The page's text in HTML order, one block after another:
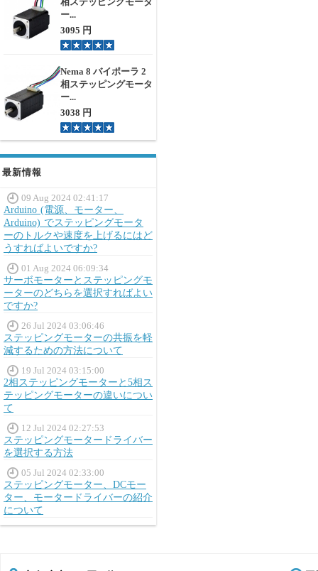
ー...
3095 円
Nema 8 バイポーラ 2
相ステッピングモータ
ー...
3038 円
最新情報
09 Aug 2024 02:41:17
Arduino (電源、モーター、
Arduino) でステッピングモータ
ーのトルクや速度を上げるにはど
うすればよいですか?
01 Aug 2024 06:09:34
サーボモーターとステッピングモ
ーターのどちらを選択すればよい
ですか?
26 Jul 2024 03:06:46
ステッピングモーターの共振を軽
減するための方法について
19 Jul 2024 03:15:00
2相ステッピングモーターと5相ス
テッピングモーターの違いについ
て
12 Jul 2024 02:27:53
ステッピングモータードライバー
を選択する方法
05 Jul 2024 02:33:00
ステッピングモーター、DCモー
ター、モータードライバーの紹介
について